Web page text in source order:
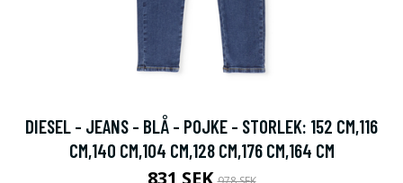
DIESEL - JEANS - BLÅ - POJKE - STORLEK: 152 CM,116
CM,140 CM,104 CM,128 CM,176 CM,164 CM
831 SEK